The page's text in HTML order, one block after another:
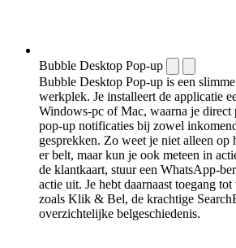
Bubble Desktop Pop-up
Bubble Desktop Pop-up is een
werkplek. Je installeert de applicatie
Windows-pc of Mac, waarna je direct
pop-up notificaties bij zowel
gesprekken. Zo weet je niet alleen op
er belt, maar kun je ook meteen in
de klantkaart, stuur een WhatsApp-
actie uit. Je hebt daarnaast toegang
zoals Klik & Bel, de krachtige
overzichtelijke belgeschiedenis.